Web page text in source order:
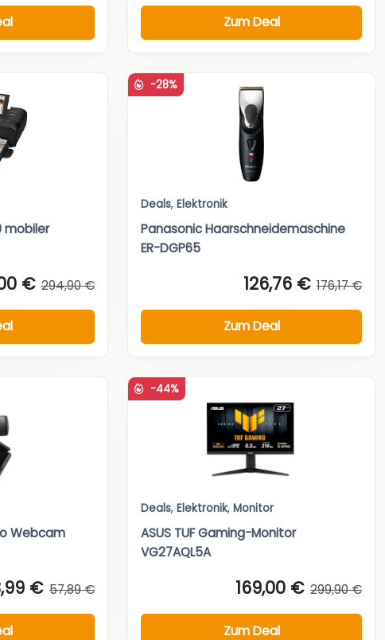
Zum Deal
mobiler
€ 294,90 €
-28%
Deals, Elektronik
Panasonic Haarschneidemaschine
ER-DGP65
126,76 € 176,17 €
Zum Deal
Webcam
€ 57,89 €
-44%
Deals, Elektronik, Monitor
ASUS TUF Gaming-Monitor
VG27AQL5A
169,00 € 299,90 €
Zum Deal